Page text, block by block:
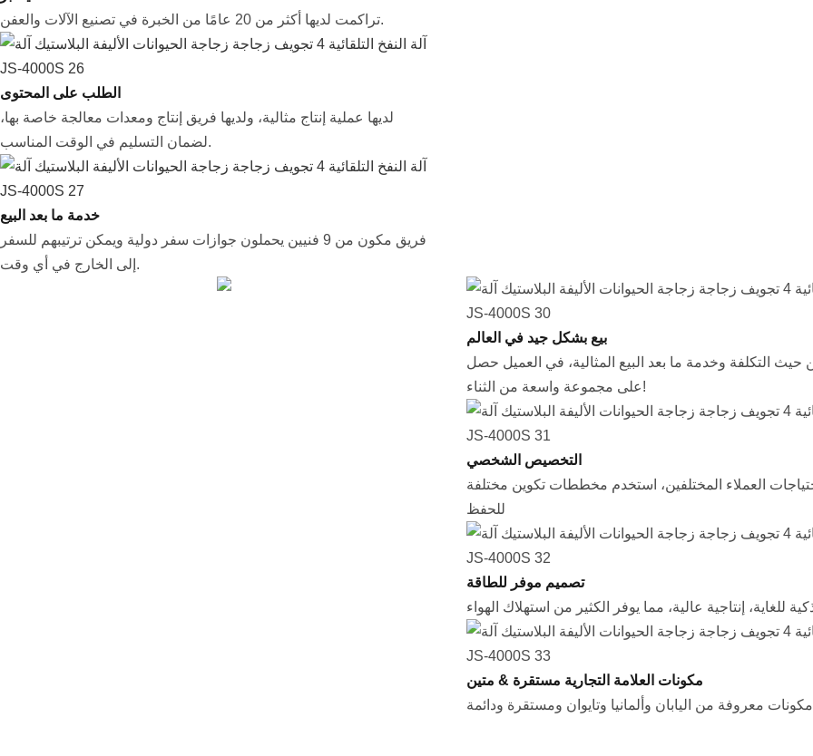
تراكمت لديها أكثر من 20 عامًا من الخبرة في تصنيع الآلات والعفن.
الطلب على المحتوى
لديها عملية إنتاج مثالية، ولديها فريق إنتاج ومعدات معالجة خاصة بها،
لضمان التسليم في الوقت المناسب.
خدمة ما بعد البيع
فريق مكون من 9 فنيين يحملون جوازات سفر دولية ويمكن ترتيبهم للسفر
إلى الخارج في أي وقت.
بيع بشكل جيد في العالم
حيث التكلفة وخدمة ما بعد البيع المثالية، في العميل حصل
على مجموعة واسعة من الثناء!
التخصيص الشخصي
العملاء المختلفين، استخدم مخططات تكوين مختلفة
للحفظ
تصميم موفر للطاقة
للغاية، إنتاجية عالية، مما يوفر الكثير من استهلاك الهواء
مكونات العلامة التجارية مستقرة & متين
معروفة من اليابان وألمانيا وتايوان ومستقرة ودائمة